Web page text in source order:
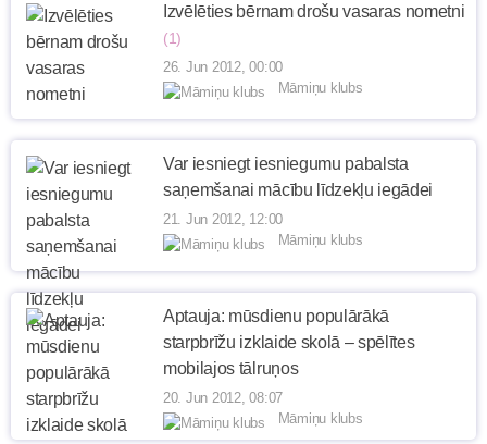
Izvēlēties bērnam drošu vasaras nometni
(1)
26. Jun 2012, 00:00
Māmiņu klubs
Var iesniegt iesniegumu pabalsta
saņemšanai mācību līdzekļu iegādei
21. Jun 2012, 12:00
Māmiņu klubs
Aptauja: mūsdienu populārākā
starpbrīžu izklaide skolā – spēlītes
mobilajos tālruņos
20. Jun 2012, 08:07
Māmiņu klubs